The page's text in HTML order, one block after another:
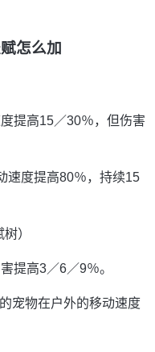
怎么加
提高15／30％，但伤害
速度提高80％，持续15
）
提高3／6／9％。
宠物在户外的移动速度